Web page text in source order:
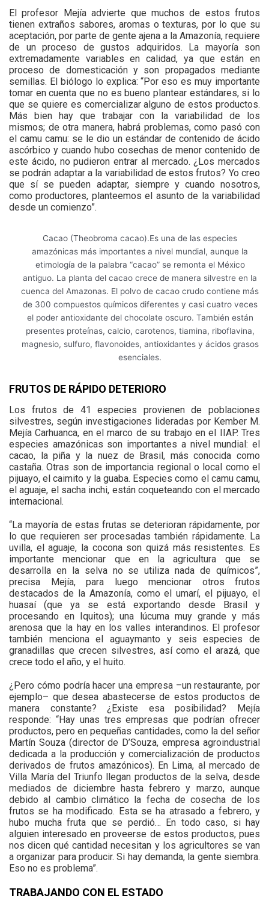
El profesor Mejía advierte que muchos de estos frutos
tienen extraños sabores, aromas o texturas, por lo que su
aceptación, por parte de gente ajena a la Amazonía, requiere
de un proceso de gustos adquiridos. La mayoría son
extremadamente variables en calidad, ya que están en
proceso de domesticación y son propagados mediante
semillas. El biólogo lo explica: “Por eso es muy importante
tomar en cuenta que no es bueno plantear estándares, si lo
que se quiere es comercializar alguno de estos productos.
Más bien hay que trabajar con la variabilidad de los
mismos; de otra manera, habrá problemas, como pasó con
el camu camu: se le dio un estándar de contenido de ácido
ascórbico y cuando hubo cosechas de menor contenido de
este ácido, no pudieron entrar al mercado. ¿Los mercados
se podrán adaptar a la variabilidad de estos frutos? Yo creo
que sí se pueden adaptar, siempre y cuando nosotros,
como productores, planteemos el asunto de la variabilidad
desde un comienzo”.
Cacao (Theobroma cacao).Es una de las especies
amazónicas más importantes a nivel mundial, aunque la
etimología de la palabra “cacao” se remonta el México
antiguo. La planta del cacao crece de manera silvestre en la
cuenca del Amazonas. El polvo de cacao crudo contiene más
de 300 compuestos químicos diferentes y casi cuatro veces
el poder antioxidante del chocolate oscuro. También están
presentes proteínas, calcio, carotenos, tiamina, riboflavina,
magnesio, sulfuro, flavonoides, antioxidantes y ácidos grasos
esenciales.
FRUTOS DE RÁPIDO DETERIORO
Los frutos de 41 especies provienen de poblaciones
silvestres, según investigaciones lideradas por Kember M.
Mejía Carhuanca, en el marco de su trabajo en el IIAP. Tres
especies amazónicas son importantes a nivel mundial: el
cacao, la piña y la nuez de Brasil, más conocida como
castaña. Otras son de importancia regional o local como el
pijuayo, el caimito y la guaba. Especies como el camu camu,
el aguaje, el sacha inchi, están coqueteando con el mercado
internacional.
“La mayoría de estas frutas se deterioran rápidamente, por
lo que requieren ser procesadas también rápidamente. La
uvilla, el aguaje, la cocona son quizá más resistentes. Es
importante mencionar que en la agricultura que se
desarrolla en la selva no se utiliza nada de químicos”,
precisa Mejía, para luego mencionar otros frutos
destacados de la Amazonía, como el umarí, el pijuayo, el
huasaí (que ya se está exportando desde Brasil y
procesando en Iquitos); una lúcuma muy grande y más
arenosa que la hay en los valles interandinos. El profesor
también menciona el aguaymanto y seis especies de
granadillas que crecen silvestres, así como el arazá, que
crece todo el año, y el huito.
¿Pero cómo podría hacer una empresa –un restaurante, por
ejemplo– que desea abastecerse de estos productos de
manera constante? ¿Existe esa posibilidad? Mejía
responde: “Hay unas tres empresas que podrían ofrecer
productos, pero en pequeñas cantidades, como la del señor
Martín Souza (director de D’Souza, empresa agroindustrial
dedicada a la producción y comercialización de productos
derivados de frutos amazónicos). En Lima, al mercado de
Villa María del Triunfo llegan productos de la selva, desde
mediados de diciembre hasta febrero y marzo, aunque
debido al cambio climático la fecha de cosecha de los
frutos se ha modificado. Esta se ha atrasado a febrero, y
hubo mucha fruta que se perdió… En todo caso, si hay
alguien interesado en proveerse de estos productos, pues
nos dicen qué cantidad necesitan y los agricultores se van
a organizar para producir. Si hay demanda, la gente siembra.
Eso no es problema”.
TRABAJANDO CON EL ESTADO